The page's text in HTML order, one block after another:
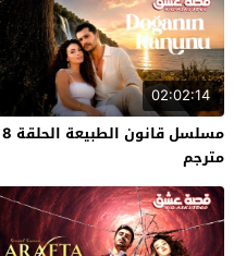
02:02:14
مسلسل قانون الطبيعة الحلقة 8
مترجم